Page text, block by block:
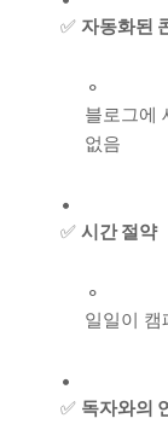
✅ 자동화된
블로그에
없음
✅ 시간 절약
일일이 캠
✅ 독자와의